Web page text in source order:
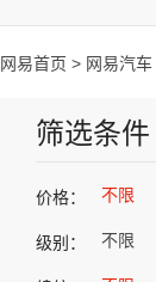
网易首页 > 网易汽车
筛选条件
价格： 不限
级别： 不限